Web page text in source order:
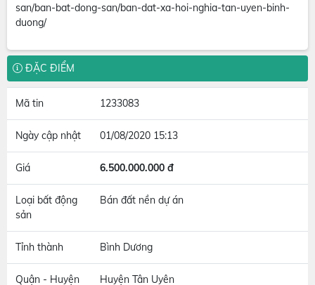
san/ban-bat-dong-san/ban-dat-xa-hoi-nghia-tan-uyen-binh-
duong/
ĐẶC ĐIỂM
Mã tin 1233083
Ngày cập nhật 01/08/2020 15:13
Giá 6.500.000.000 đ
Loại bất động
sản
Bán đất nền dự án
Tỉnh thành Bình Dương
Quận - Huyện Huyện Tân Uyên